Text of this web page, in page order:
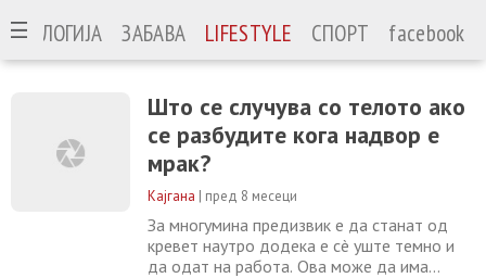
ЗАБАВА LIFESTYLE СПОРТ facebook
Што се случува со телото ако
се разбудите кога надвор е
мрак?
Кајгана | пред 8 месеци
За многумина предизвик е да станат од
кревет наутро додека е сè уште темно и
да одат на работа. Ова може да има